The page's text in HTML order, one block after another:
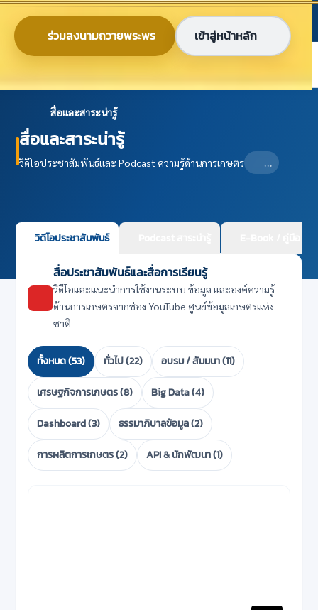
ร่วมลงนามถวายพระพร เข้าสู่หน้าหลัก
ข้ามไปยังเนื้อหาหลัก
ก ก ก ไทย EN
สื่อและสาระน่ารู้
สื่อและสาระน่ารู้
วิดีโอประชาสัมพันธ์และ Podcast ความรู้ด้านการเกษตร …
วิดีโอประชาสัมพันธ์
สื่อประชาสัมพันธ์และสื่อการเรียนรู้
วิดีโอและแนะนำการใช้งานระบบ ข้อมูล และองค์ความรู้
ด้านการเกษตรจากช่อง YouTube ศูนย์ข้อมูลเกษตรแห่ง
ชาติ
ทั้งหมด (53) ทั่วไป (22) อบรม / สัมมนา (11)
เศรษฐกิจการเกษตร (8) Big Data (4)
Dashboard (3) ธรรมาภิบาลข้อมูล (2)
การผลิตการเกษตร (2) API & นักพัฒนา (1)